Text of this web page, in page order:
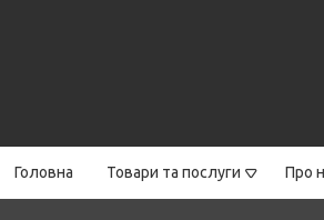
Головна Товари та послуги Про